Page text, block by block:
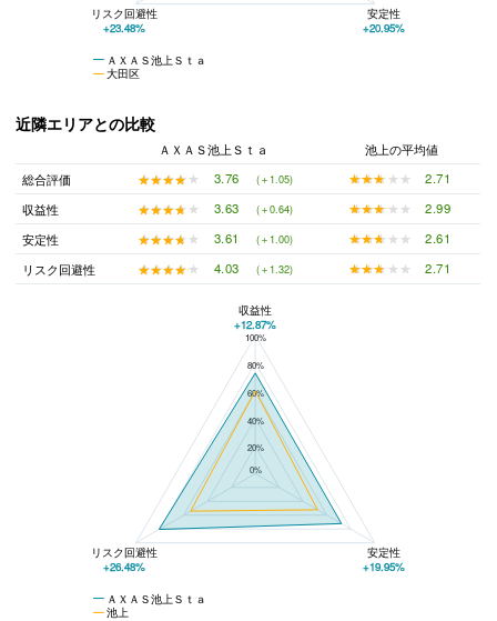
ＡＸＡＳ池上Ｓｔａ
大田区
リスク回避性
+23.48%
安定性
+20.95%
近隣エリアとの比較
ＡＸＡＳ池上Ｓｔａ
池上の平均値
総合評価
★★★★★
★★★★★ 3.76 (＋1.05) ★★★★★
★★★★★
2.71
収益性
★★★★★
★★★★★ 3.63 (＋0.64) ★★★★★
★★★★★
2.99
安定性
★★★★★
★★★★★ 3.61 (＋1.00) ★★★★★
★★★★★
2.61
リスク回避性
★★★★★
★★★★★ 4.03 (＋1.32) ★★★★★
★★★★★ 2.71
ＡＸＡＳ池上Ｓｔａと池上の平均値の総合評価の比較
100%
80%
60%
40%
20%
0%
ＡＸＡＳ池上Ｓｔａ
池上
収益性
+12.87%
リスク回避性
+26.48%
安定性
+19.95%